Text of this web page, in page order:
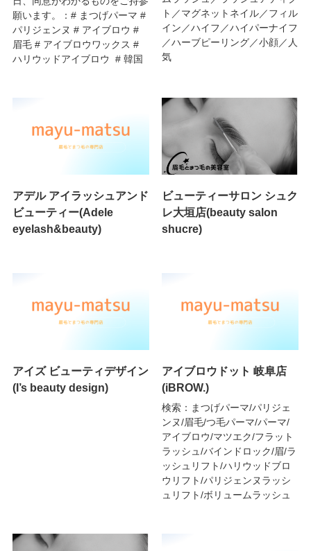
願います。：# まつげパーマ #
パリジェンヌ # アイブロウ #
眉毛 # アイブロウワックス #
ハリウッドアイブロウ # 韓国
ト／マグネットネイル／フィル
イン／ハイフ／ハイパーナイフ
／ハーブピーリング／小顔／人
気
アデル アイラッシュアンド
ビューティー(Adele
eyelash&beauty)
ビューティーサロン シュク
レ大垣店(beauty salon
shucre)
アイズ ビューティデザイン
(I’s beauty design)
アイブロウドット 岐阜店
(iBROW.)
検索：まつげパーマ/パリジェ
ンヌ/眉毛/つ毛パーマ/パーマ/
アイブロウ/マツエク/フラット
ラッシュ/バインドロック/眉/ラ
ッシュリフト/ハリウッドブロ
ウリフト/パリジェンヌラッシ
ュリフト/ボリュームラッシュ